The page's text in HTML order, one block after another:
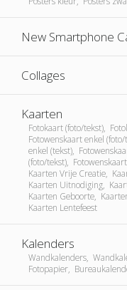
New Smartphone
Collages
Kaarten
Fotokaart (foto/tekst),
Fotowenskaart enkel
enkel (tekst),
(foto/tekst),
Kaarten Vrije Creatie,
Kaarten Uitnodiging,
Kaarten Geboorte,
Kaarten Lentefeest
Kalenders
Wandkalenders,
Fotopapier,